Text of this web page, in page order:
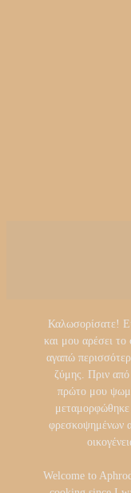
Καλωσορίσατε!
και μου αρέσει το
αγαπώ
ζύμης. Πριν
πρώτο μου
φρεσκοψημένων
Welcome to